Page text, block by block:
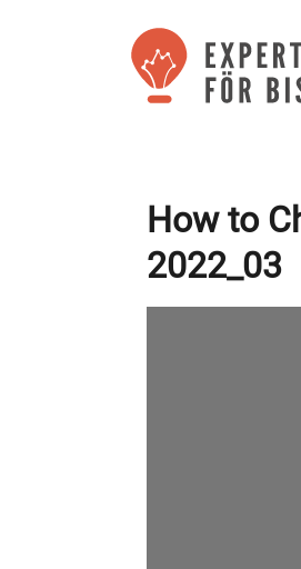
How to
2022_03